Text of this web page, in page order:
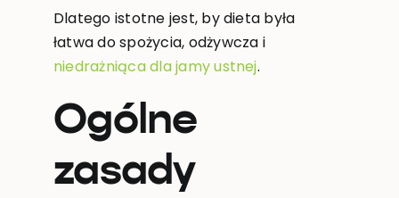
Dlatego istotne jest, by dieta była
łatwa do spożycia, odżywcza i
niedrażniąca dla jamy ustnej.
Ogólne
zasady